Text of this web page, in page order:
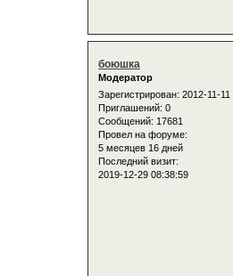
боюшка
Модератор
Зарегистрирован: 2012-11-11
Приглашений: 0
Сообщений: 17681
Провел на форуме:
5 месяцев 16 дней
Последний визит:
2019-12-29 08:38:59